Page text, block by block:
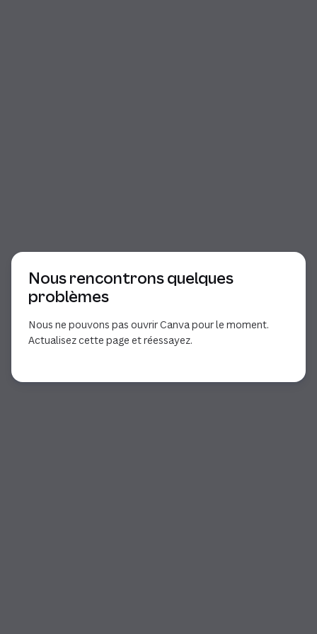
Nous rencontrons quelques
problèmes
Nous ne pouvons pas ouvrir Canva pour le moment.
Actualisez cette page et réessayez.